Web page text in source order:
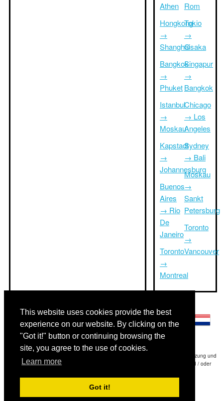
This website uses cookies provide the best
experience on our website. By clicking on the
"Got it!" button or continuing browsing the
site, you agree to the use of cookies.
Learn more
Got it!
Athen
Hongkong
→
Shanghai
Bangkok
→
Phuket
Istanbul
→
Moskau
Kapstadt
→
Johannesburg
Buenos
Aires
→ Rio
De
Janeiro
Toronto
→
Montreal
Rom
Tokio
→
Osaka
Singapur
→
Bangkok
Chicago
→ Los
Angeles
Sydney
→ Bali
Moskau
→
Sankt
Petersburg
Toronto
→
Vancouver
Haftungsausschluss: Die Informationen auf dieser Website ist unsere beste Schätzung und
für nur Ihre Referenz.Triptimeto.com haftet nicht für jede Reise Verzögerung und / oder